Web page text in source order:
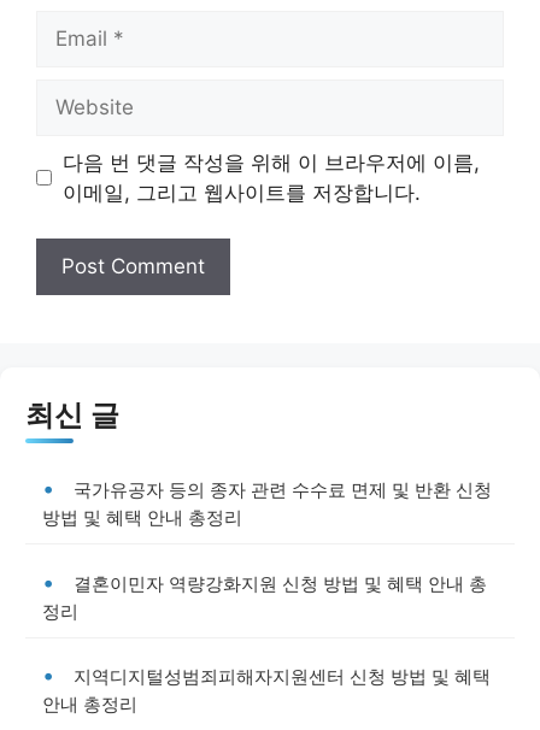
다음 번 댓글 작성을 위해 이 브라우저에 이름,
이메일, 그리고 웹사이트를 저장합니다.
최신 글
국가유공자 등의 종자 관련 수수료 면제 및 반환 신청
방법 및 혜택 안내 총정리
결혼이민자 역량강화지원 신청 방법 및 혜택 안내 총
정리
지역디지털성범죄피해자지원센터 신청 방법 및 혜택
안내 총정리